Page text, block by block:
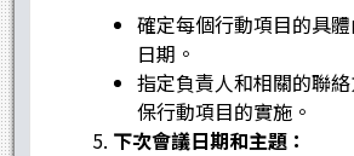
確定每個行動項目的具
日期。
指定負責人和相關的聯
保行動項目的實施。
下次會議日期和主題：